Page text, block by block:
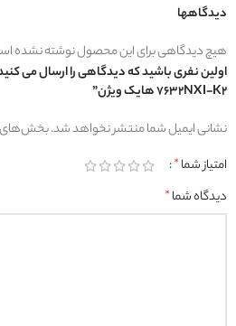
دیدگاهها
هیچ دیدگاهی برای این محصول نوشته نشده
7632NXI-K2 هایک ویژن”
نشانی ایمیل شما منتشر نخواهد شد.بخش‌های
امتیاز شما*
دیدگاه شما*